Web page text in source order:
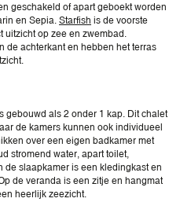
geschakeld of apart geboekt worden
en Sepia. Starfish is de voorste
uitzicht op zee en zwembad.
de achterkant en hebben het terras
gebouwd als 2 onder 1 kap. Dit chalet
de kamers kunnen ook individueel
over een eigen badkamer met
stromend water, apart toilet,
slaapkamer is een kledingkast en
de veranda is een zitje en hangmat
heerlijk zeezicht.